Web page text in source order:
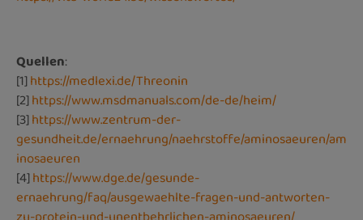
Quellen:
[1]https://medlexi.de/Threonin
[2]https://www.msdmanuals.com/de-de/heim/
[3]https://www.zentrum-der-
gesundheit.de/ernaehrung/naehrstoffe/aminosaeuren/am
inosaeuren
[4]https://www.dge.de/gesunde-
ernaehrung/faq/ausgewaehlte-fragen-und-antworten-